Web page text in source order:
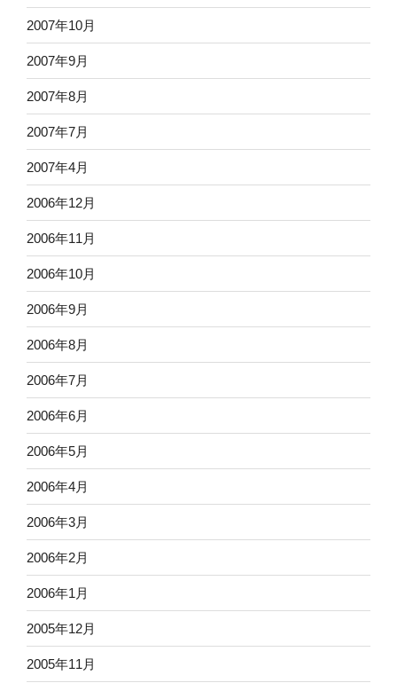
2007年10月
2007年9月
2007年8月
2007年7月
2007年4月
2006年12月
2006年11月
2006年10月
2006年9月
2006年8月
2006年7月
2006年6月
2006年5月
2006年4月
2006年3月
2006年2月
2006年1月
2005年12月
2005年11月